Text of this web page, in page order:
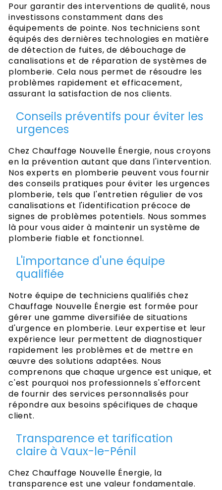
Pour garantir des interventions de qualité, nous
investissons constamment dans des
équipements de pointe. Nos techniciens sont
équipés des dernières technologies en matière
de détection de fuites, de débouchage de
canalisations et de réparation de systèmes de
plomberie. Cela nous permet de résoudre les
problèmes rapidement et efficacement,
assurant la satisfaction de nos clients.
Conseils préventifs pour éviter les
urgences
Chez Chauffage Nouvelle Énergie, nous croyons
en la prévention autant que dans l'intervention.
Nos experts en plomberie peuvent vous fournir
des conseils pratiques pour éviter les urgences
plomberie, tels que l'entretien régulier de vos
canalisations et l'identification précoce de
signes de problèmes potentiels. Nous sommes
là pour vous aider à maintenir un système de
plomberie fiable et fonctionnel.
L'importance d'une équipe
qualifiée
Notre équipe de techniciens qualifiés chez
Chauffage Nouvelle Énergie est formée pour
gérer une gamme diversifiée de situations
d'urgence en plomberie. Leur expertise et leur
expérience leur permettent de diagnostiquer
rapidement les problèmes et de mettre en
œuvre des solutions adaptées. Nous
comprenons que chaque urgence est unique, et
c'est pourquoi nos professionnels s'efforcent
de fournir des services personnalisés pour
répondre aux besoins spécifiques de chaque
client.
Transparence et tarification
claire à Vaux-le-Pénil
Chez Chauffage Nouvelle Énergie, la
transparence est une valeur fondamentale.